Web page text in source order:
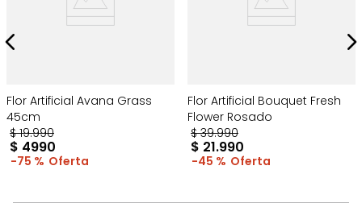
Flor Artificial Avana Grass
45cm
$ 19.990
$ 4990
75 %
Flor Artificial Bouquet Fresh
Flower Rosado
$ 39.990
$ 21.990
45 %